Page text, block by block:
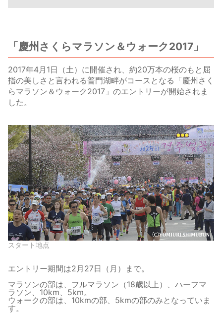
「慶州さくらマラソン＆ウォーク2017」
2017年4月1日（土）に開催され、約20万本の桜のもと屈
指の美しさと言われる普門湖畔がコースとなる「慶州さく
らマラソン＆ウォーク2017」のエントリーが開始されま
した。
スタート地点
エントリー期間は2月27日（月）まで。
マラソンの部は、フルマラソン（18歳以上）、ハーフマ
ラソン、10km、5km。
ウォークの部は、10kmの部、5kmの部のみとなっていま
す。